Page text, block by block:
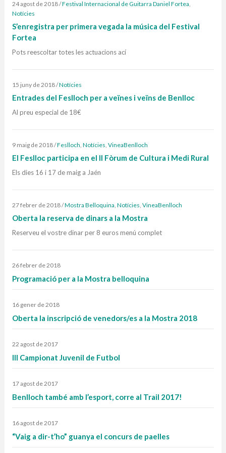
24 agost de 2018/Festival Internacional de Guitarra Daniel Fortea,
Notícies
S’enregistra per primera vegada la música del Festival
Fortea
Pots reescoltar totes les actuacions ací
15 juny de 2018/Notícies
Entrades del Feslloch per a veïnes i veïns de Benlloc
Al preu especial de 18€
9 maig de 2018/Feslloch, Notícies, VineaBenlloch
El Feslloc participa en el II Fòrum de Cultura i Medi Rural
Els dies 16 i 17 de maig a Jaén
27 febrer de 2018/Mostra Belloquina, Notícies, VineaBenlloch
Oberta la reserva de dinars a la Mostra
Reserveu el vostre dinar per 8 euros menú complet
26 febrer de 2018
Programació per a la Mostra belloquina
16 gener de 2018
Oberta la inscripció de venedors/es a la Mostra 2018
22 agost de 2017
III Campionat Juvenil de Futbol
17 agost de 2017
Benlloch també amb l’esport, corre al Trail 2017!
16 agost de 2017
“Vaig a dir-t’ho” guanya el concurs de paelles